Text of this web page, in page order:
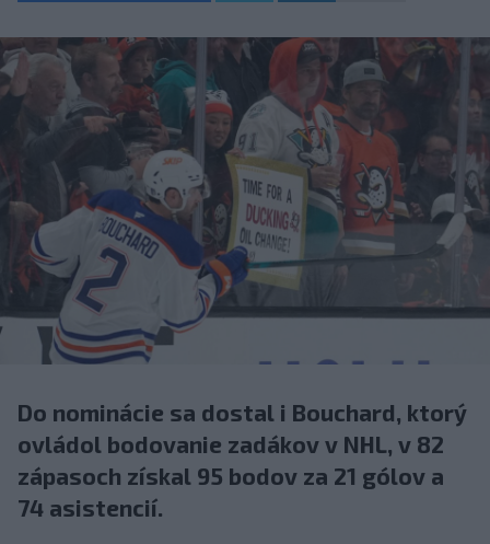
Do nominácie sa dostal i Bouchard, ktorý
ovládol bodovanie zadákov v NHL, v 82
zápasoch získal 95 bodov za 21 gólov a
74 asistencií.